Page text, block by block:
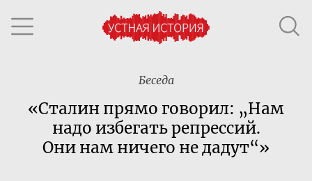
Беседа
«Сталин прямо говорил: „Нам
надо избегать репрессий.
Они нам ничего не дадут“»